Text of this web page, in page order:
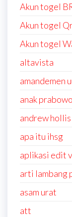
Akun togel
Akun togel
Akun togel
altavista
amandemen
anak prabowo
andrew
apa itu ihsg
aplikasi edit
arti lambang
asam urat
att